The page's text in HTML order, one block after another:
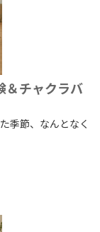
＆チャクラバ
季節、なんとなく